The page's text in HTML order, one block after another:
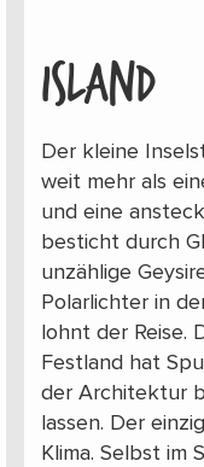
ISLAND
Der kleine
weit mehr als
und eine
besticht durch
unzählige
Polarlichter in
lohnt der Reise.
Festland hat
der Architektur
lassen. Der
Klima. Selbst im